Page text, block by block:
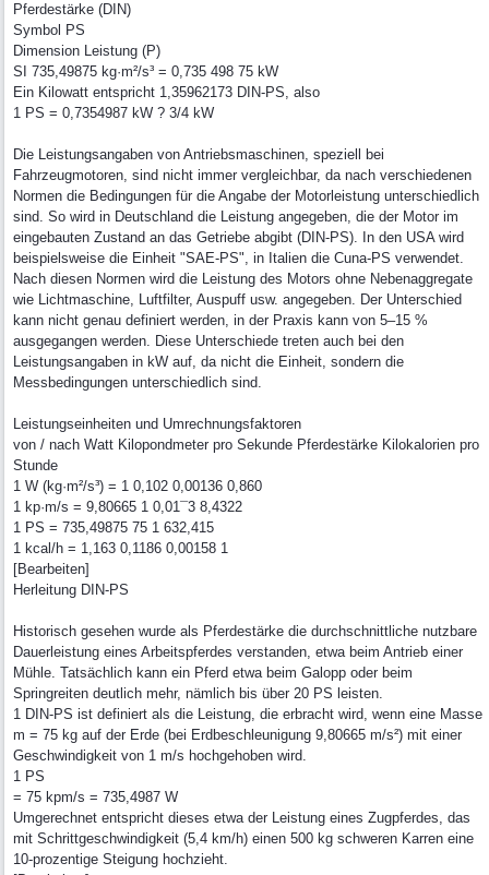
Pferdestärke (DIN)
Symbol PS
Dimension Leistung (P)
SI 735,49875 kg·m²/s³ = 0,735 498 75 kW
Ein Kilowatt entspricht 1,35962173 DIN-PS, also
1 PS = 0,7354987 kW ? 3/4 kW
Die Leistungsangaben von Antriebsmaschinen, speziell bei
Fahrzeugmotoren, sind nicht immer vergleichbar, da nach verschiedenen
Normen die Bedingungen für die Angabe der Motorleistung unterschiedlich
sind. So wird in Deutschland die Leistung angegeben, die der Motor im
eingebauten Zustand an das Getriebe abgibt (DIN-PS). In den USA wird
beispielsweise die Einheit "SAE-PS", in Italien die Cuna-PS verwendet.
Nach diesen Normen wird die Leistung des Motors ohne Nebenaggregate
wie Lichtmaschine, Luftfilter, Auspuff usw. angegeben. Der Unterschied
kann nicht genau definiert werden, in der Praxis kann von 5–15 %
ausgegangen werden. Diese Unterschiede treten auch bei den
Leistungsangaben in kW auf, da nicht die Einheit, sondern die
Messbedingungen unterschiedlich sind.
Leistungseinheiten und Umrechnungsfaktoren
von / nach Watt Kilopondmeter pro Sekunde Pferdestärke Kilokalorien pro
Stunde
1 W (kg·m²/s³) = 1 0,102 0,00136 0,860
1 kp·m/s = 9,80665 1 0,01¯3 8,4322
1 PS = 735,49875 75 1 632,415
1 kcal/h = 1,163 0,1186 0,00158 1
[Bearbeiten]
Herleitung DIN-PS
Historisch gesehen wurde als Pferdestärke die durchschnittliche nutzbare
Dauerleistung eines Arbeitspferdes verstanden, etwa beim Antrieb einer
Mühle. Tatsächlich kann ein Pferd etwa beim Galopp oder beim
Springreiten deutlich mehr, nämlich bis über 20 PS leisten.
1 DIN-PS ist definiert als die Leistung, die erbracht wird, wenn eine Masse
m = 75 kg auf der Erde (bei Erdbeschleunigung 9,80665 m/s²) mit einer
Geschwindigkeit von 1 m/s hochgehoben wird.
1 PS
= 75 kpm/s = 735,4987 W
Umgerechnet entspricht dieses etwa der Leistung eines Zugpferdes, das
mit Schrittgeschwindigkeit (5,4 km/h) einen 500 kg schweren Karren eine
10-prozentige Steigung hochzieht.